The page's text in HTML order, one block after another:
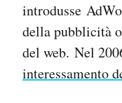
introdusse
della pubblicità
del web. Nel
interessamento